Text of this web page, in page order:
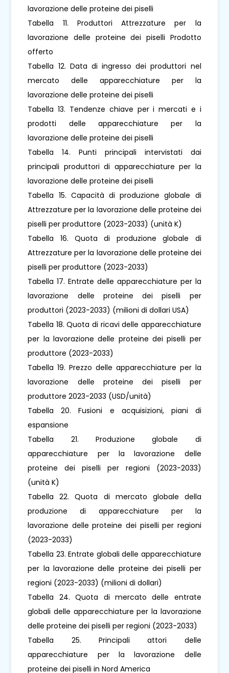
lavorazione delle proteine ​​dei piselli
Tabella 11. Produttori Attrezzature per la
lavorazione delle proteine ​​dei piselli Prodotto
offerto
Tabella 12. Data di ingresso dei produttori nel
mercato delle apparecchiature per la
lavorazione delle proteine ​​dei piselli
Tabella 13. Tendenze chiave per i mercati e i
prodotti delle apparecchiature per la
lavorazione delle proteine ​​dei piselli
Tabella 14. Punti principali intervistati dai
principali produttori di apparecchiature per la
lavorazione delle proteine ​​dei piselli
Tabella 15. Capacità di produzione globale di
Attrezzature per la lavorazione delle proteine ​​dei
piselli per produttore (2023-2033) (unità K)
Tabella 16. Quota di produzione globale di
Attrezzature per la lavorazione delle proteine ​​dei
piselli per produttore (2023-2033)
Tabella 17. Entrate delle apparecchiature per la
lavorazione delle proteine ​​dei piselli per
produttori (2023-2033) (milioni di dollari USA)
Tabella 18. Quota di ricavi delle apparecchiature
per la lavorazione delle proteine ​​dei piselli per
produttore (2023-2033)
Tabella 19. Prezzo delle apparecchiature per la
lavorazione delle proteine ​​dei piselli per
produttore 2023-2033 (USD/unità)
Tabella 20. Fusioni e acquisizioni, piani di
espansione
Tabella 21. Produzione globale di
apparecchiature per la lavorazione delle
proteine ​​dei piselli per regioni (2023-2033)
(unità K)
Tabella 22. Quota di mercato globale della
produzione di apparecchiature per la
lavorazione delle proteine ​​dei piselli per regioni
(2023-2033)
Tabella 23. Entrate globali delle apparecchiature
per la lavorazione delle proteine ​​dei piselli per
regioni (2023-2033) (milioni di dollari)
Tabella 24. Quota di mercato delle entrate
globali delle apparecchiature per la lavorazione
delle proteine ​​dei piselli per regioni (2023-2033)
Tabella 25. Principali attori delle
apparecchiature per la lavorazione delle
proteine ​​dei piselli in Nord America